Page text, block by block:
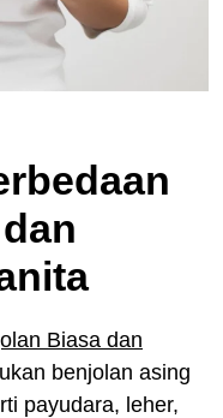
Biasa dan
benjolan asing
payudara, leher,